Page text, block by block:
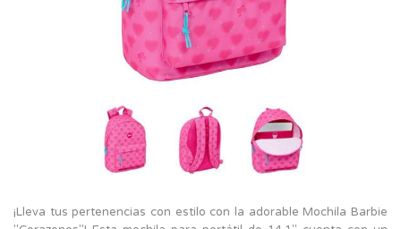
¡Lleva tus pertenencias con estilo con la adorable Mochila Barbie